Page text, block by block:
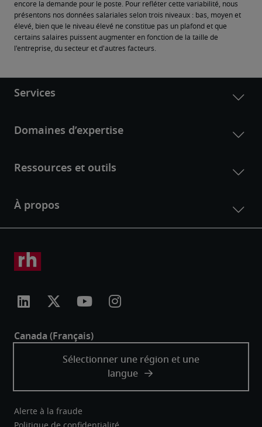
encore la demande pour le poste. Pour refléter cette variabilité, nous
présentons nos données salariales selon trois niveaux : bas, moyen et
élevé, bien que le niveau élevé ne constitue pas un plafond et que
certains salaires puissent augmenter en fonction de la taille de
l'entreprise, du secteur et d'autres facteurs.
Alerte à la fraude